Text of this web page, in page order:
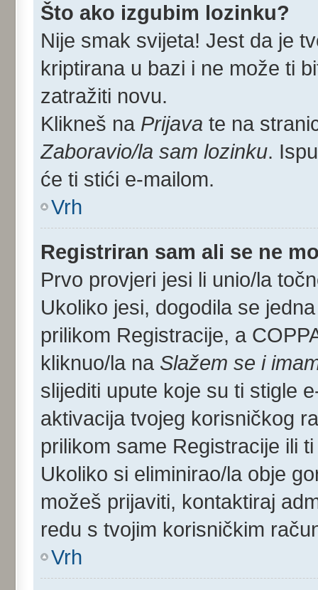
Što ako izgubim lozinku?
Nije smak svijeta! Jest da je
kriptirana u bazi i ne može ti
zatražiti novu.
Klikneš na Prijava te na
Zaboravio/la sam lozinku.
će ti stići e-mailom.
Vrh
Registriran sam ali se ne
Prvo provjeri jesi li unio/la
Ukoliko jesi, dogodila se
prilikom Registracije, a
kliknuo/la na Slažem se i
slijediti upute koje su ti stigle
aktivacija tvojeg korisničkog
prilikom same Registracije ili
Ukoliko si eliminirao/la obje
možeš prijaviti, kontaktiraj
redu s tvojim korisničkim
Vrh